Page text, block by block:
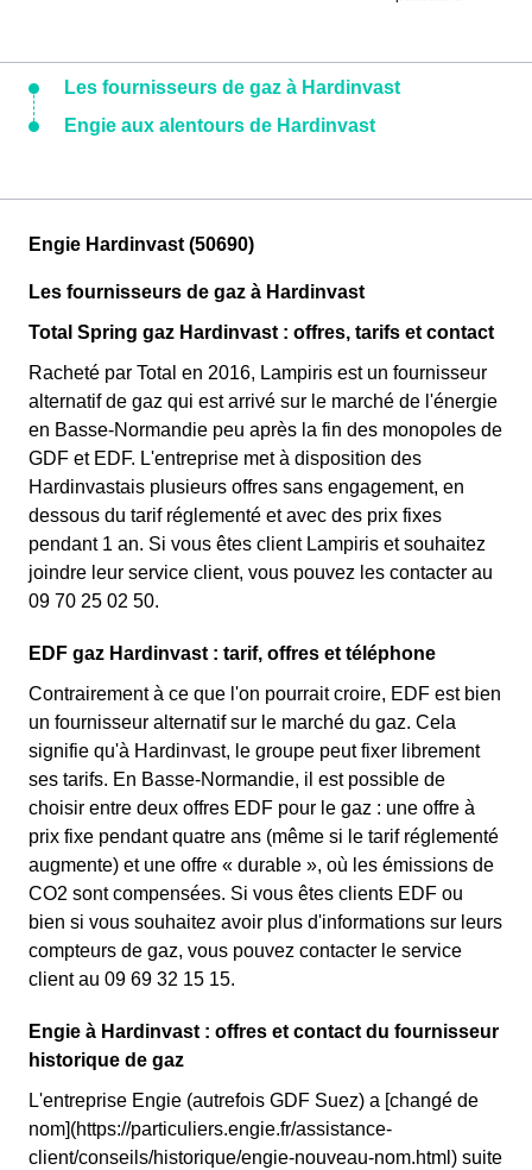
Les fournisseurs de gaz à Hardinvast
Engie aux alentours de Hardinvast
Engie Hardinvast (50690)
Les fournisseurs de gaz à Hardinvast
Total Spring gaz Hardinvast : offres, tarifs et contact
Racheté par Total en 2016, Lampiris est un fournisseur
alternatif de gaz qui est arrivé sur le marché de l'énergie
en Basse-Normandie peu après la fin des monopoles de
GDF et EDF. L'entreprise met à disposition des
Hardinvastais plusieurs offres sans engagement, en
dessous du tarif réglementé et avec des prix fixes
pendant 1 an. Si vous êtes client Lampiris et souhaitez
joindre leur service client, vous pouvez les contacter au
09 70 25 02 50.
EDF gaz Hardinvast : tarif, offres et téléphone
Contrairement à ce que l'on pourrait croire, EDF est bien
un fournisseur alternatif sur le marché du gaz. Cela
signifie qu'à Hardinvast, le groupe peut fixer librement
ses tarifs. En Basse-Normandie, il est possible de
choisir entre deux offres EDF pour le gaz : une offre à
prix fixe pendant quatre ans (même si le tarif réglementé
augmente) et une offre « durable », où les émissions de
CO2 sont compensées. Si vous êtes clients EDF ou
bien si vous souhaitez avoir plus d'informations sur leurs
compteurs de gaz, vous pouvez contacter le service
client au 09 69 32 15 15.
Engie à Hardinvast : offres et contact du fournisseur
historique de gaz
L'entreprise Engie (autrefois GDF Suez) a [changé de
nom](https://particuliers.engie.fr/assistance-
client/conseils/historique/engie-nouveau-nom.html) suite